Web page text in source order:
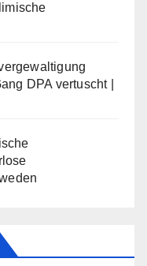
DPA vertuscht |